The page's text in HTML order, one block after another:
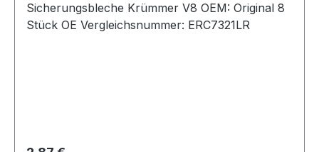
Sicherungsbleche Krümmer V8 OEM: Original 8
Stück OE Vergleichsnummer: ERC7321LR